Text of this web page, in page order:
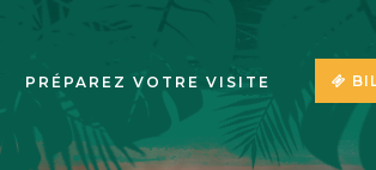
PRÉPAREZ VOTRE VISITE